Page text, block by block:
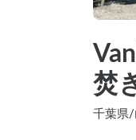
焚
千葉県/